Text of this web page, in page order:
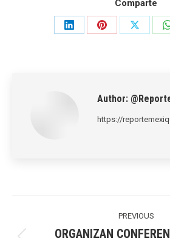
Comparte
Share
Share
Share
Author:
https://
PREVIOUS
ORGANIZAN